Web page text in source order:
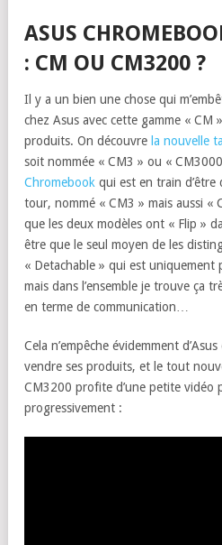
ASUS
: CM OU CM3200 ?
Il y a un bien une chose qui
chez Asus avec cette gamme « CM
produits. On découvre la nouvelle
soit nommée « CM3 » ou «
Chromebook qui est en train d’être
tour, nommé « CM3 » mais aussi «
que les deux modèles ont « Flip »
être que le seul moyen de les
« Detachable » qui est
mais dans l’ensemble je trouve ça
en terme de communication…
Cela n’empêche évidemment
vendre ses produits, et le tout
CM3200 profite d’une petite vidéo
progressivement :